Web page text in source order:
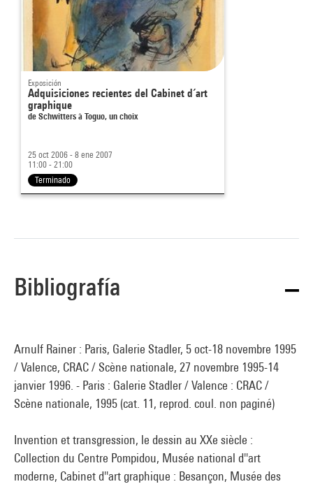
Exposición
Adquisiciones recientes del Cabinet d´art
graphique
de Schwitters à Toguo, un choix
25 oct 2006 - 8 ene 2007
11:00 - 21:00
Terminado
Bibliografía
Arnulf Rainer : Paris, Galerie Stadler, 5 oct-18 novembre 1995
/ Valence, CRAC / Scène nationale, 27 novembre 1995-14
janvier 1996. - Paris : Galerie Stadler / Valence : CRAC /
Scène nationale, 1995 (cat. 11, reprod. coul. non paginé)
Invention et transgression, le dessin au XXe siècle :
Collection du Centre Pompidou, Musée national d''art
moderne, Cabinet d''art graphique : Besançon, Musée des